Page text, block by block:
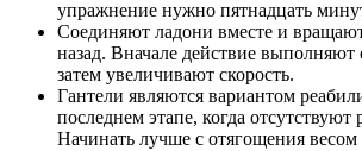
упражнение нужно пятнадцать
Соединяют ладони вместе и
назад. Вначале действие выполняют
затем увеличивают скорость.
Гантели являются вариантом
последнем этапе, когда
Начинать лучше с отягощения